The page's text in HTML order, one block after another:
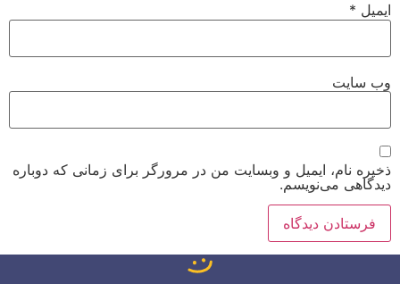
ایمیل *
وب‌ سایت
ذخیره نام، ایمیل و وبسایت من در مرورگر برای زمانی که دوباره
دیدگاهی می‌نویسم.